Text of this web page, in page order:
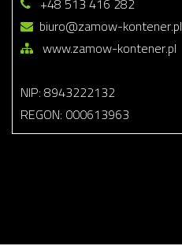
biuro@zamow-kontener.pl
www.zamow-kontener.pl
NIP: 8943222132
REGON: 000613963